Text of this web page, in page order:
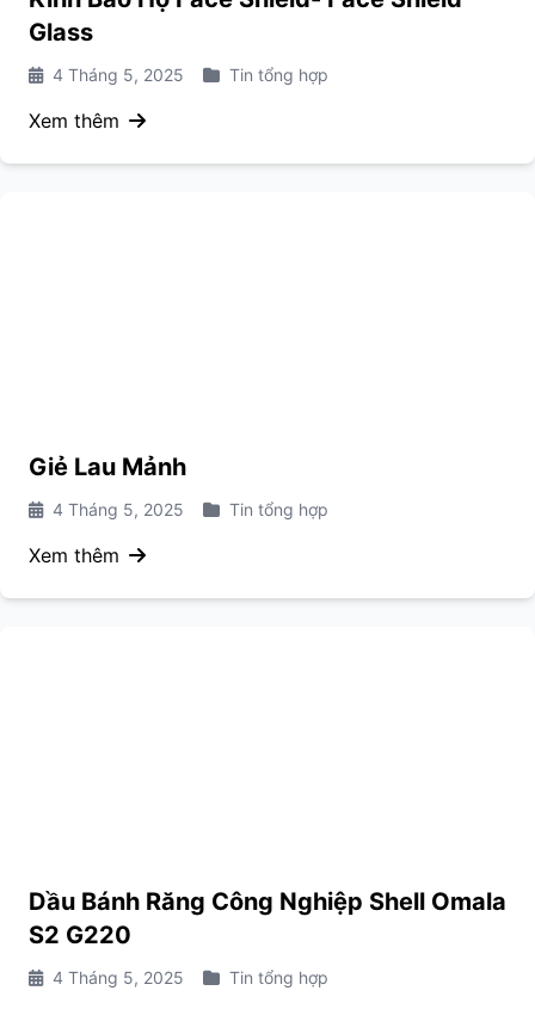
Glass
4 Tháng 5, 2025 Tin tổng hợp
Xem thêm
Giẻ Lau Mảnh
4 Tháng 5, 2025 Tin tổng hợp
Xem thêm
Dầu Bánh Răng Công Nghiệp Shell Omala
S2 G220
4 Tháng 5, 2025 Tin tổng hợp